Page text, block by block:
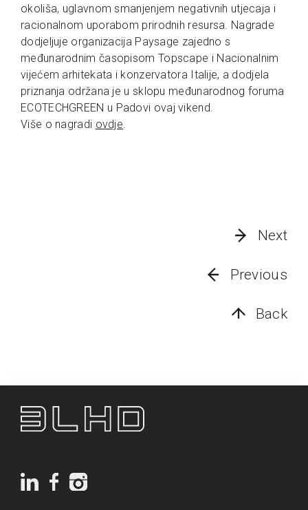
okoliša, uglavnom smanjenjem negativnih utjecaja i
racionalnom uporabom prirodnih resursa. Nagrade
dodjeljuje organizacija Paysage zajedno s
međunarodnim časopisom Topscape i Nacionalnim
vijećem arhitekata i konzervatora Italije, a dodjela
priznanja održana je u sklopu međunarodnog foruma
ECOTECHGREEN u Padovi ovaj vikend.
Više o nagradi ovdje.
Next
Previous
Back